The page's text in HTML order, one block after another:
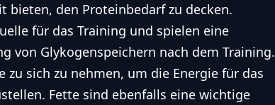
bieten, den Proteinbedarf zu decken.
für das Training und spielen eine
von Glykogenspeichern nach dem Training.
sich zu nehmen, um die Energie für das
Fette sind ebenfalls eine wichtige